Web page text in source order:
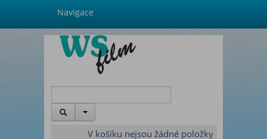
Navigace
V košíku nejsou žádné položky